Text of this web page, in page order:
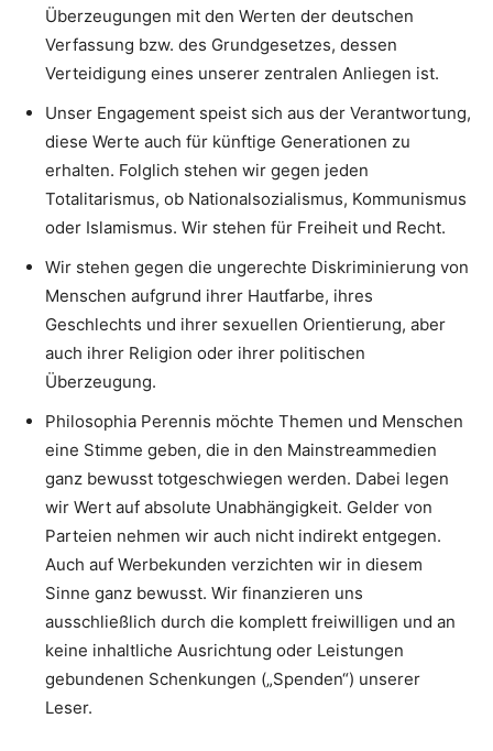
Überzeugungen mit den Werten der deutschen
Verfassung bzw. des Grundgesetzes, dessen
Verteidigung eines unserer zentralen Anliegen ist.
Unser Engagement speist sich aus der Verantwortung,
diese Werte auch für künftige Generationen zu
erhalten. Folglich stehen wir gegen jeden
Totalitarismus, ob Nationalsozialismus, Kommunismus
oder Islamismus. Wir stehen für Freiheit und Recht.
Wir stehen gegen die ungerechte Diskriminierung von
Menschen aufgrund ihrer Hautfarbe, ihres
Geschlechts und ihrer sexuellen Orientierung, aber
auch ihrer Religion oder ihrer politischen
Überzeugung.
Philosophia Perennis möchte Themen und Menschen
eine Stimme geben, die in den Mainstreammedien
ganz bewusst totgeschwiegen werden. Dabei legen
wir Wert auf absolute Unabhängigkeit. Gelder von
Parteien nehmen wir auch nicht indirekt entgegen.
Auch auf Werbekunden verzichten wir in diesem
Sinne ganz bewusst. Wir finanzieren uns
ausschließlich durch die komplett freiwilligen und an
keine inhaltliche Ausrichtung oder Leistungen
gebundenen Schenkungen („Spenden“) unserer
Leser.